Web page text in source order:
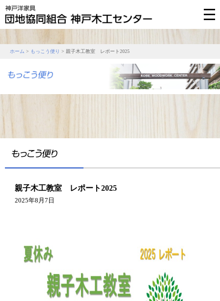
ホーム > もっこう便り > 親子木工教室 レポート2025
親子木工教室 レポート2025
2025年8月7日